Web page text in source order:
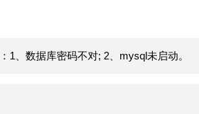
1、数据库密码不对; 2、mysql未启动。